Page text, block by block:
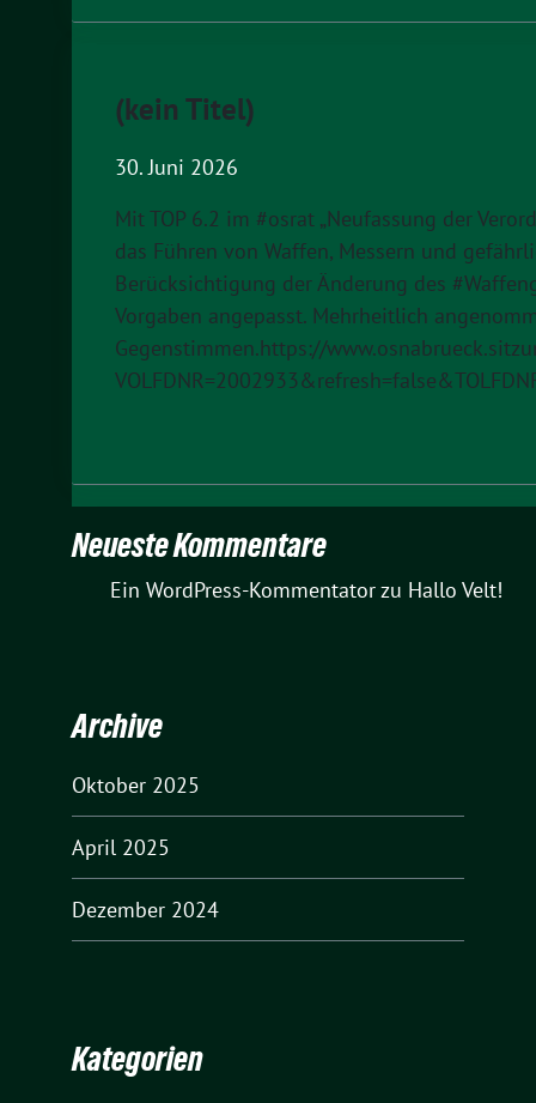
(kein Titel)
30. Juni 2026
Mit TOP 6.2 im #osrat „Neufassung der
das Führen von Waffen, Messern und
Berücksichtigung der Änderung des
Vorgaben angepasst. Mehrheitlich
Gegenstimmen.https://
Neueste Kommentare
Ein WordPress-Kommentatorzu Hallo Velt!
Archive
Oktober 2025
April 2025
Dezember 2024
Kategorien